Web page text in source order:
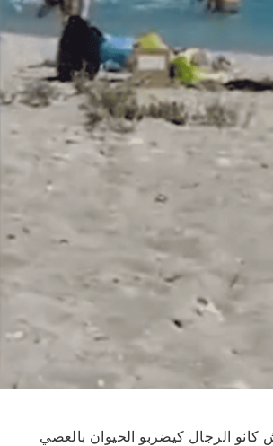
كانو الرجال كيضربو الحيوان بالعصي